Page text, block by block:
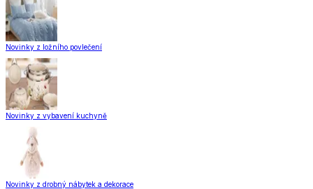
Novinky z ložního povlečení
Novinky z vybavení kuchyně
Novinky z drobný nábytek a dekorace